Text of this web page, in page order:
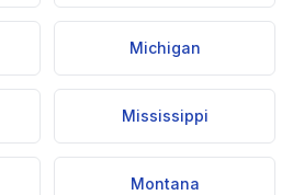
Michigan
Mississippi
Montana